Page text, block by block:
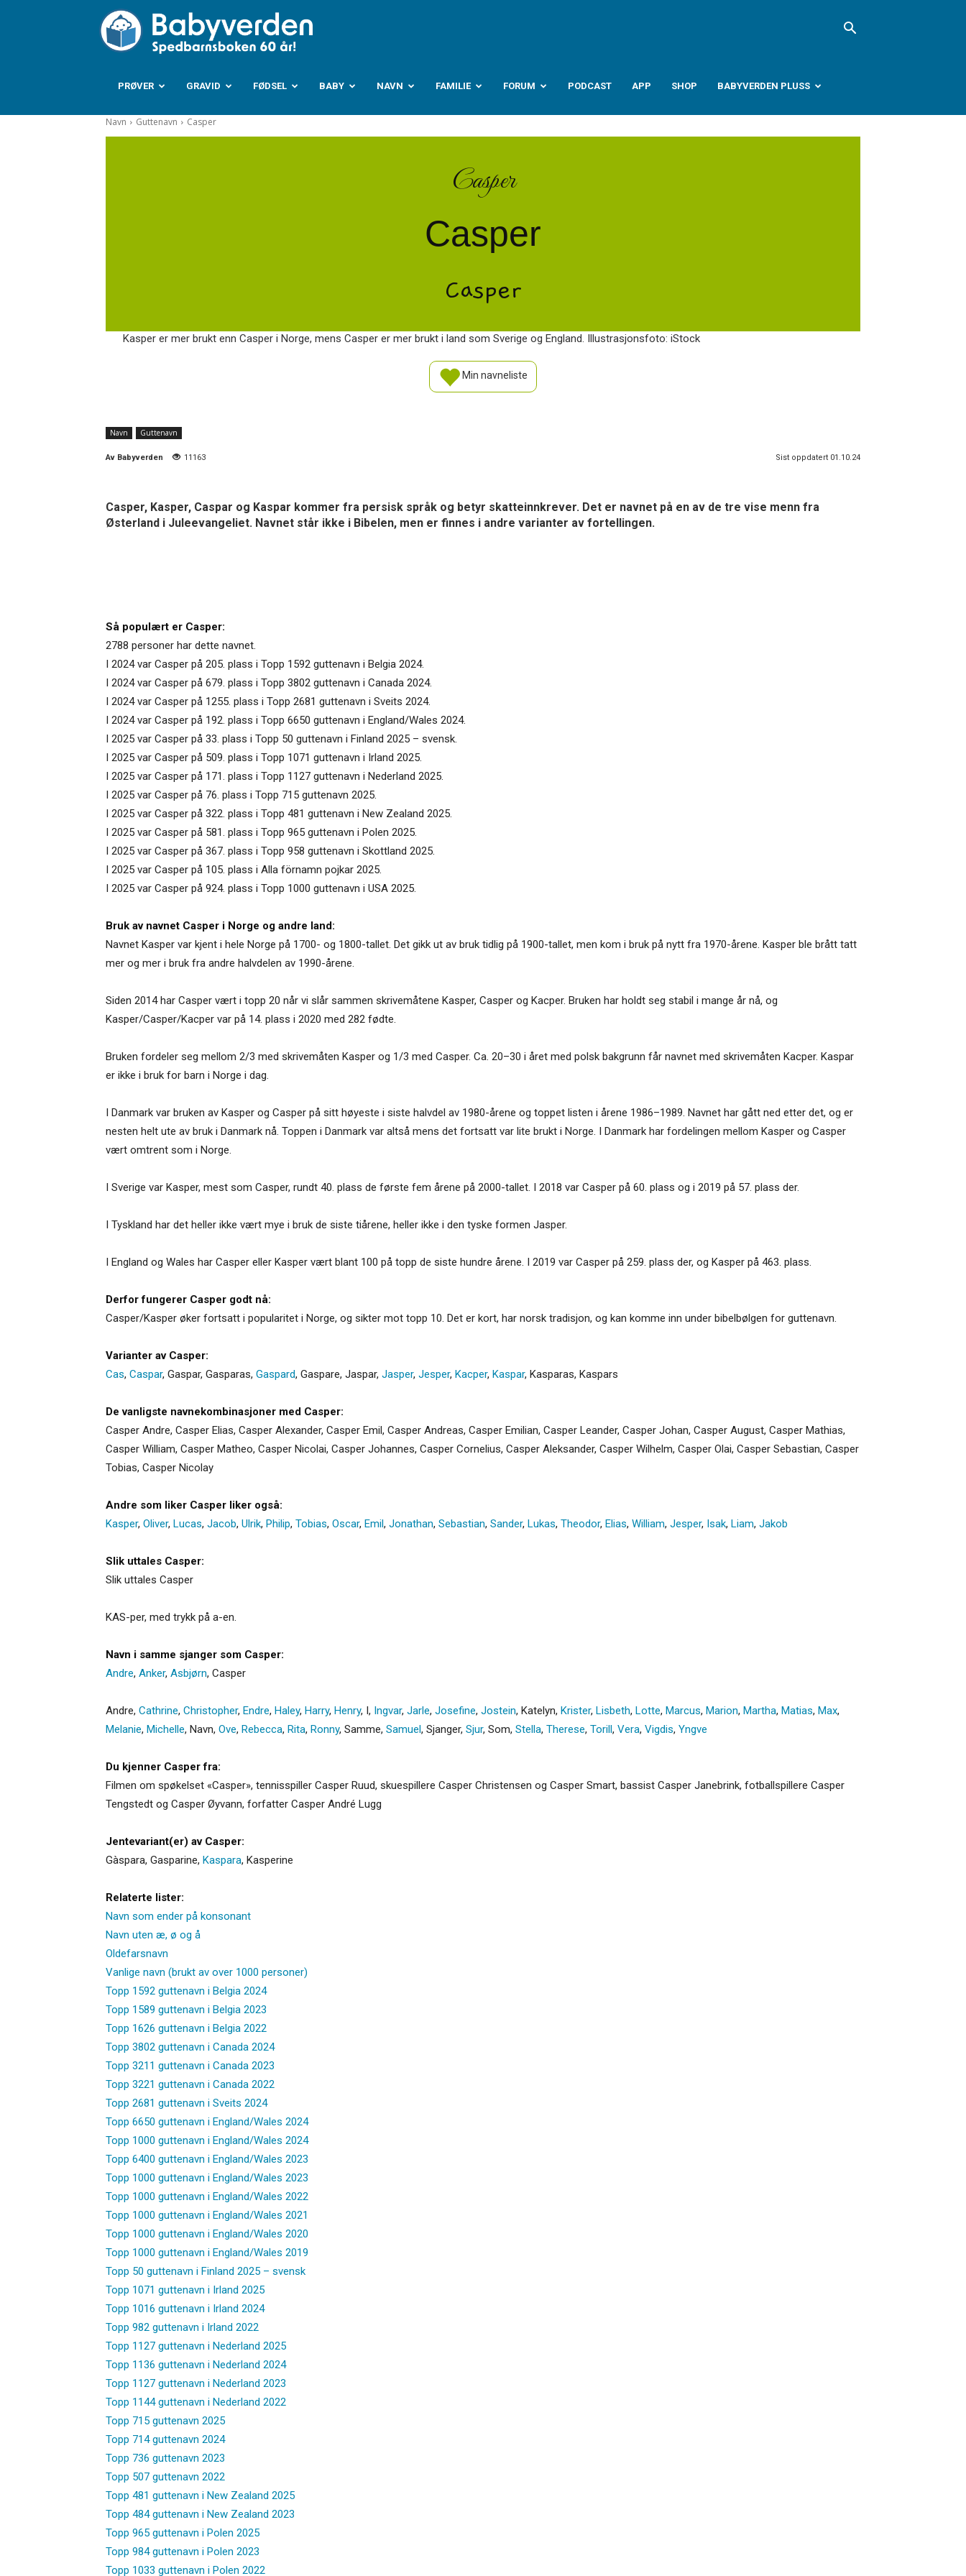
Babyverden.no
PRØVER GRAVID FØDSEL BABY NAVN FAMILIE FORUM PODCAST APP SHOP BABYVERDEN PLUSS
Navn Guttenavn Casper
Casper
Casper
Casper
Kasper er mer brukt enn Casper i Norge, mens Casper er mer brukt i land som Sverige og England. Illustrasjonsfoto: iStock
Min navneliste
Navn Guttenavn
Av Babyverden 11163 Sist oppdatert 01.10.24
Casper, Kasper, Caspar og Kaspar kommer fra persisk språk og betyr skatteinnkrever. Det er navnet på en av de tre vise menn fra
Østerland i Juleevangeliet. Navnet står ikke i Bibelen, men er finnes i andre varianter av fortellingen.
Så populært er Casper:
2788 personer har dette navnet.
I 2024 var Casper på 205. plass i Topp 1592 guttenavn i Belgia 2024.
I 2024 var Casper på 679. plass i Topp 3802 guttenavn i Canada 2024.
I 2024 var Casper på 1255. plass i Topp 2681 guttenavn i Sveits 2024.
I 2024 var Casper på 192. plass i Topp 6650 guttenavn i England/Wales 2024.
I 2025 var Casper på 33. plass i Topp 50 guttenavn i Finland 2025 – svensk.
I 2025 var Casper på 509. plass i Topp 1071 guttenavn i Irland 2025.
I 2025 var Casper på 171. plass i Topp 1127 guttenavn i Nederland 2025.
I 2025 var Casper på 76. plass i Topp 715 guttenavn 2025.
I 2025 var Casper på 322. plass i Topp 481 guttenavn i New Zealand 2025.
I 2025 var Casper på 581. plass i Topp 965 guttenavn i Polen 2025.
I 2025 var Casper på 367. plass i Topp 958 guttenavn i Skottland 2025.
I 2025 var Casper på 105. plass i Alla förnamn pojkar 2025.
I 2025 var Casper på 924. plass i Topp 1000 guttenavn i USA 2025.
Bruk av navnet Casper i Norge og andre land:
Navnet Kasper var kjent i hele Norge på 1700- og 1800-tallet. Det gikk ut av bruk tidlig på 1900-tallet, men kom i bruk på nytt fra 1970-årene. Kasper ble brått tatt
mer og mer i bruk fra andre halvdelen av 1990-årene.
Siden 2014 har Casper vært i topp 20 når vi slår sammen skrivemåtene Kasper, Casper og Kacper. Bruken har holdt seg stabil i mange år nå, og
Kasper/Casper/Kacper var på 14. plass i 2020 med 282 fødte.
Bruken fordeler seg mellom 2/3 med skrivemåten Kasper og 1/3 med Casper. Ca. 20–30 i året med polsk bakgrunn får navnet med skrivemåten Kacper. Kaspar
er ikke i bruk for barn i Norge i dag.
I Danmark var bruken av Kasper og Casper på sitt høyeste i siste halvdel av 1980-årene og toppet listen i årene 1986–1989. Navnet har gått ned etter det, og er
nesten helt ute av bruk i Danmark nå. Toppen i Danmark var altså mens det fortsatt var lite brukt i Norge. I Danmark har fordelingen mellom Kasper og Casper
vært omtrent som i Norge.
I Sverige var Kasper, mest som Casper, rundt 40. plass de første fem årene på 2000-tallet. I 2018 var Casper på 60. plass og i 2019 på 57. plass der.
I Tyskland har det heller ikke vært mye i bruk de siste tiårene, heller ikke i den tyske formen Jasper.
I England og Wales har Casper eller Kasper vært blant 100 på topp de siste hundre årene. I 2019 var Casper på 259. plass der, og Kasper på 463. plass.
Derfor fungerer Casper godt nå:
Casper/Kasper øker fortsatt i popularitet i Norge, og sikter mot topp 10. Det er kort, har norsk tradisjon, og kan komme inn under bibelbølgen for guttenavn.
Varianter av Casper:
Cas, Caspar, Gaspar, Gasparas, Gaspard, Gaspare, Jaspar, Jasper, Jesper, Kacper, Kaspar, Kasparas, Kaspars
De vanligste navnekombinasjoner med Casper:
Casper Andre, Casper Elias, Casper Alexander, Casper Emil, Casper Andreas, Casper Emilian, Casper Leander, Casper Johan, Casper August, Casper Mathias,
Casper William, Casper Matheo, Casper Nicolai, Casper Johannes, Casper Cornelius, Casper Aleksander, Casper Wilhelm, Casper Olai, Casper Sebastian, Casper
Tobias, Casper Nicolay
Andre som liker Casper liker også:
Kasper, Oliver, Lucas, Jacob, Ulrik, Philip, Tobias, Oscar, Emil, Jonathan, Sebastian, Sander, Lukas, Theodor, Elias, William, Jesper, Isak, Liam, Jakob
Slik uttales Casper:
Slik uttales Casper
KAS-per, med trykk på a-en.
Navn i samme sjanger som Casper:
Andre, Anker, Asbjørn, Casper
Andre, Cathrine, Christopher, Endre, Haley, Harry, Henry, I, Ingvar, Jarle, Josefine, Jostein, Katelyn, Krister, Lisbeth, Lotte, Marcus, Marion, Martha, Matias, Max,
Melanie, Michelle, Navn, Ove, Rebecca, Rita, Ronny, Samme, Samuel, Sjanger, Sjur, Som, Stella, Therese, Torill, Vera, Vigdis, Yngve
Du kjenner Casper fra:
Filmen om spøkelset «Casper», tennisspiller Casper Ruud, skuespillere Casper Christensen og Casper Smart, bassist Casper Janebrink, fotballspillere Casper
Tengstedt og Casper Øyvann, forfatter Casper André Lugg
Jentevariant(er) av Casper:
Gàspara, Gasparine, Kaspara, Kasperine
Relaterte lister:
Navn som ender på konsonant
Navn uten æ, ø og å
Oldefarsnavn
Vanlige navn (brukt av over 1000 personer)
Topp 1592 guttenavn i Belgia 2024
Topp 1589 guttenavn i Belgia 2023
Topp 1626 guttenavn i Belgia 2022
Topp 3802 guttenavn i Canada 2024
Topp 3211 guttenavn i Canada 2023
Topp 3221 guttenavn i Canada 2022
Topp 2681 guttenavn i Sveits 2024
Topp 6650 guttenavn i England/Wales 2024
Topp 1000 guttenavn i England/Wales 2024
Topp 6400 guttenavn i England/Wales 2023
Topp 1000 guttenavn i England/Wales 2023
Topp 1000 guttenavn i England/Wales 2022
Topp 1000 guttenavn i England/Wales 2021
Topp 1000 guttenavn i England/Wales 2020
Topp 1000 guttenavn i England/Wales 2019
Topp 50 guttenavn i Finland 2025 – svensk
Topp 1071 guttenavn i Irland 2025
Topp 1016 guttenavn i Irland 2024
Topp 982 guttenavn i Irland 2022
Topp 1127 guttenavn i Nederland 2025
Topp 1136 guttenavn i Nederland 2024
Topp 1127 guttenavn i Nederland 2023
Topp 1144 guttenavn i Nederland 2022
Topp 715 guttenavn 2025
Topp 714 guttenavn 2024
Topp 736 guttenavn 2023
Topp 507 guttenavn 2022
Topp 481 guttenavn i New Zealand 2025
Topp 484 guttenavn i New Zealand 2023
Topp 965 guttenavn i Polen 2025
Topp 984 guttenavn i Polen 2023
Topp 1033 guttenavn i Polen 2022